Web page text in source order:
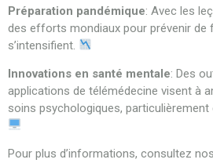
Préparation pandémique: Avec les
des efforts mondiaux pour prévenir de
s’intensifient.
Innovations en santé mentale: Des
applications de télémédecine visent à
soins psychologiques,
Pour plus d’informations, consultez